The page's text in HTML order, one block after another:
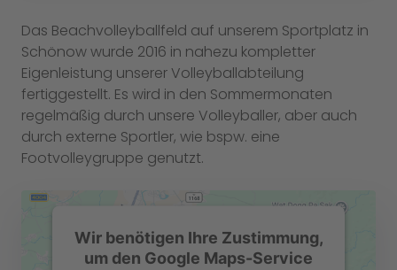
Das Beachvolleyballfeld auf unserem Sportplatz in
Schönow wurde 2016 in nahezu kompletter
Eigenleistung unserer Volleyballabteilung
fertiggestellt. Es wird in den Sommermonaten
regelmäßig durch unsere Volleyballer, aber auch
durch externe Sportler, wie bspw. eine
Footvolleygruppe genutzt.
Wir benötigen Ihre Zustimmung,
um den Google Maps-Service